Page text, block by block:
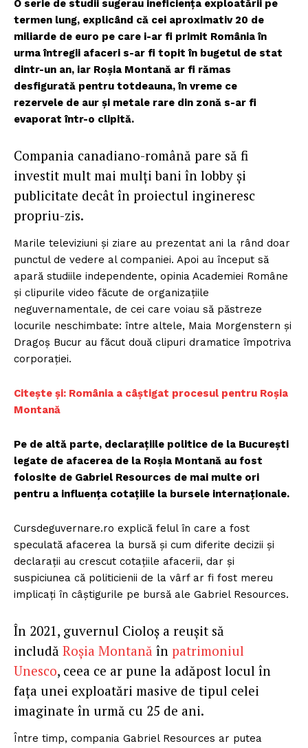
O serie de studii sugerau ineficiența exploatării pe
termen lung, explicând că cei aproximativ 20 de
miliarde de euro pe care i-ar fi primit România în
urma întregii afaceri s-ar fi topit în bugetul de stat
dintr-un an, iar Roșia Montană ar fi rămas
desfigurată pentru totdeauna, în vreme ce
rezervele de aur și metale rare din zonă s-ar fi
evaporat într-o clipită.
Compania canadiano-română pare să fi
investit mult mai mulți bani în lobby și
publicitate decât în proiectul ingineresc
propriu-zis.
Marile televiziuni și ziare au prezentat ani la rând doar
punctul de vedere al companiei. Apoi au început să
apară studiile independente, opinia Academiei Române
și clipurile video făcute de organizațiile
neguvernamentale, de cei care voiau să păstreze
locurile neschimbate: între altele, Maia Morgenstern și
Dragoș Bucur au făcut două clipuri dramatice împotriva
corporației.
Citește și: România a câștigat procesul pentru Roșia
Montană
Pe de altă parte, declarațiile politice de la București
legate de afacerea de la Roșia Montană au fost
folosite de Gabriel Resources de mai multe ori
pentru a influența cotațiile la bursele internaționale.
Cursdeguvernare.ro explică felul în care a fost
speculată afacerea la bursă și cum diferite decizii și
declarații au crescut cotațiile afacerii, dar și
suspiciunea că politicienii de la vârf ar fi fost mereu
implicați în câștigurile pe bursă ale Gabriel Resources.
În 2021, guvernul Cioloș a reușit să
includă Roșia Montană în patrimoniul
Unesco, ceea ce ar pune la adăpost locul în
fața unei exploatări masive de tipul celei
imaginate în urmă cu 25 de ani.
Între timp, compania Gabriel Resources ar putea